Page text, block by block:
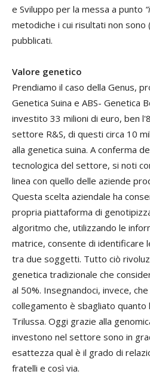
e Sviluppo per la messa a punto
metodiche i cui risultati non
pubblicati.
Valore genetico
Prendiamo il caso della Genus,
Genetica Suina e ABS- Genetica
investito 33 milioni di euro, ben
settore R&S, di questi circa 10
alla genetica suina. A conferma
tecnologica del settore, si noti
linea con quello delle aziende
Questa scelta aziendale ha
propria piattaforma di
algoritmo che, utilizzando le
matrice, consente di identificare
tra due soggetti. Tutto ciò
genetica tradizionale che
al 50%. Insegnandoci, invece,
collegamento è sbagliato quanto
Trilussa. Oggi grazie alla
investono nel settore sono in
esattezza qual è il grado di
fratelli e così via.